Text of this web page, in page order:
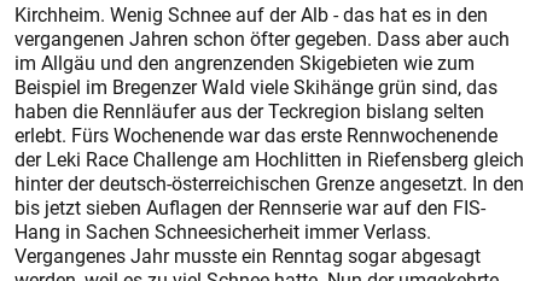
Kirchheim. Wenig Schnee auf der Alb - das hat es in den
vergangenen Jahren schon öfter gegeben. Dass aber auch
im Allgäu und den angrenzenden Skigebieten wie zum
Beispiel im Bregenzer Wald viele Skihänge grün sind, das
haben die Rennläufer aus der Teckregion bislang selten
erlebt. Fürs Wochenende war das erste Rennwochenende
der Leki Race Challenge am Hochlitten in Riefensberg gleich
hinter der deutsch-österreichischen Grenze angesetzt. In den
bis jetzt sieben Auflagen der Rennserie war auf den FIS-
Hang in Sachen Schneesicherheit immer Verlass.
Vergangenes Jahr musste ein Renntag sogar abgesagt